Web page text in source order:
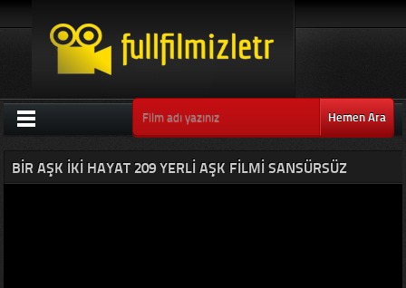
Hemen Ara
BIR AŞK İKI HAYAT 209 YERLI AŞK FILMI SANSÜRSÜZ